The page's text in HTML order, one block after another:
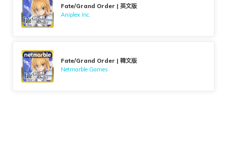
Fate/Grand Order | 英文版
Aniplex Inc.
Fate/Grand Order | 韓文版
Netmarble Games